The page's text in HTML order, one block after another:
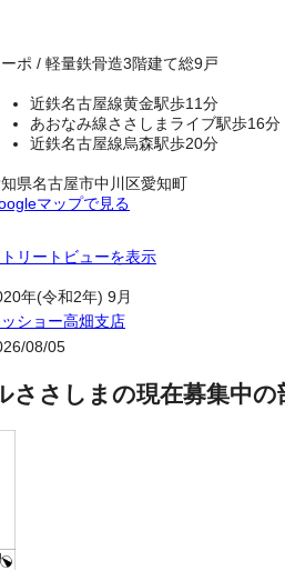
ーポ / 軽量鉄骨造3階建て総9戸
近鉄名古屋線黄金駅歩11分
あおなみ線ささしまライブ駅歩16分
近鉄名古屋線烏森駅歩20分
県名古屋市中川区愛知町
マップで見る
トリートビューを表示
年(令和2年) 9月
ショー高畑支店
08/05
ささしまの現在募集中の